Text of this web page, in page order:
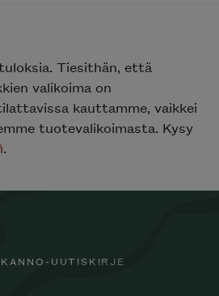
Tiesithän, että
valikoima on
kauttamme, vaikkei
tuotevalikoimasta. Kysy
.
UUTISKIRJE